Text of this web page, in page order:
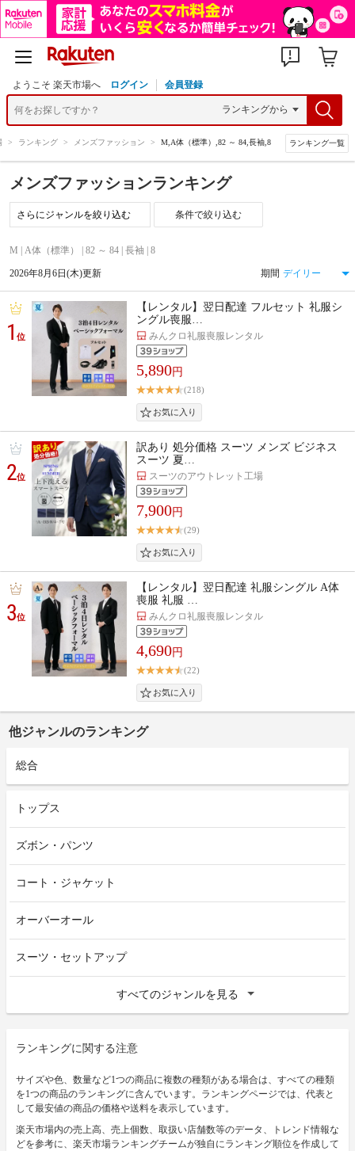
ようこそ 楽天市場へ ログイン 会員登録
> ランキング > メンズファッション > M,A体（標準）,82 ～ 84,長袖,8 ランキング一覧
メンズファッションランキング
条件で絞り込む
M | A体（標準） | 82 ～ 84 | 長袖 | 8
2026年8月6日(木)更新 期間
1位
【レンタル】翌日配達 フルセット 礼服シ
ングル喪服…
みんクロ礼服喪服レンタル
5,890円
(218)
2位
訳あり 処分価格 スーツ メンズ ビジネス
スーツ 夏…
スーツのアウトレット工場
7,900円
(29)
3位
【レンタル】翌日配達 礼服シングル A体
喪服 礼服 …
みんクロ礼服喪服レンタル
4,690円
(22)
他ジャンルのランキング
総合
トップス
ズボン・パンツ
コート・ジャケット
オーバーオール
スーツ・セットアップ
すべてのジャンルを見る
ランキングに関する注意
サイズや色、数量など1つの商品に複数の種類がある場合は、すべての種類
を1つの商品のランキングに含んでいます。ランキングページでは、代表と
して最安値の商品の価格や送料を表示しています。
楽天市場内の売上高、売上個数、取扱い店舗数等のデータ、トレンド情報な
どを参考に、楽天市場ランキングチームが独自にランキング順位を作成して